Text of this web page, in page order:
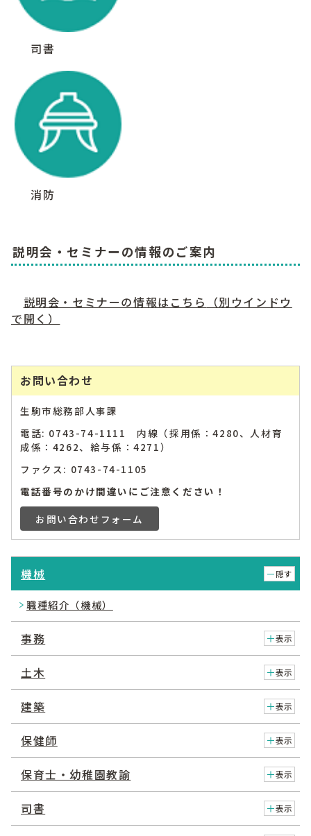
司書
消防
説明会・セミナーの情報のご案内
説明会・セミナーの情報はこちら
（別ウインドウ
で開く）
お問い合わせ
生駒市総務部人事課
電話: 0743-74-1111 内線（採用係：4280、人材育
成係：4262、給与係：4271）
ファクス: 0743-74-1105
電話番号のかけ間違いにご注意ください！
お問い合わせフォーム
機械 隠す
職種紹介（機械）
事務 表示
土木 表示
建築 表示
保健師 表示
保育士・幼稚園教諭 表示
司書 表示